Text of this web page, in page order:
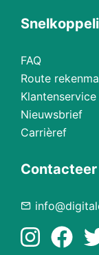
FAQ
Route
Klantenservice
Nieuwsbrief
Carrièref